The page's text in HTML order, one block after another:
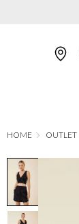
OUTLET